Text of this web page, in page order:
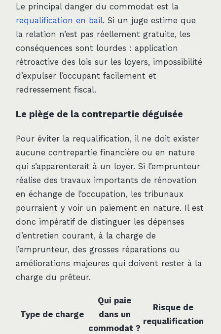
Le principal danger du commodat est la
requalification en bail. Si un juge estime que
la relation n’est pas réellement gratuite, les
conséquences sont lourdes : application
rétroactive des lois sur les loyers, impossibilité
d’expulser l’occupant facilement et
redressement fiscal.
Le piège de la contrepartie déguisée
Pour éviter la requalification, il ne doit exister
aucune contrepartie financière ou en nature
qui s’apparenterait à un loyer. Si l’emprunteur
réalise des travaux importants de rénovation
en échange de l’occupation, les tribunaux
pourraient y voir un paiement en nature. Il est
donc impératif de distinguer les dépenses
d’entretien courant, à la charge de
l’emprunteur, des grosses réparations ou
améliorations majeures qui doivent rester à la
charge du prêteur.
Type de charge
Qui paie
dans un
commodat ?
Risque de
requalification